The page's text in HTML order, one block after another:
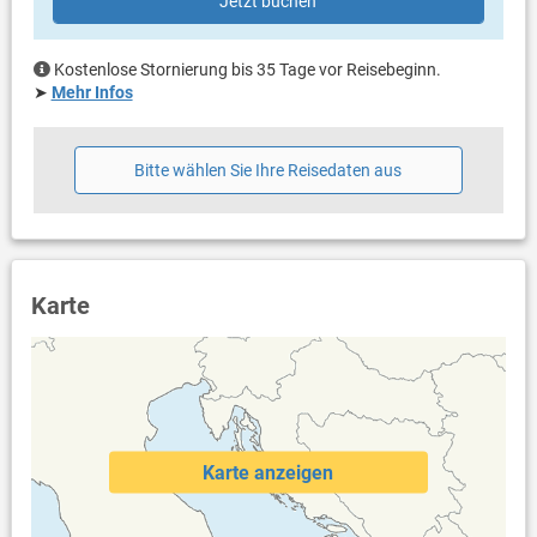
Safe
Kostenlose Stornierung bis 35 Tage vor Reisebeginn.
➤ Mehr Infos
Bitte wählen Sie Ihre Reisedaten aus
Karte
Karte anzeigen